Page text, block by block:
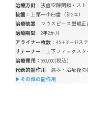
治療方針 ：抜歯空隙閉鎖・ス
抜歯 ：上第一小臼歯（計2本）
治療装置 ：マウスピース型矯
治療期間 ：2年2か月
アライナー枚数 ：45+31+17ス
リテーナー ：上下フィックス
治療費用： 990,000(税込)
代表的副作用 ：痛み・治療後
▶︎ その他の副作用